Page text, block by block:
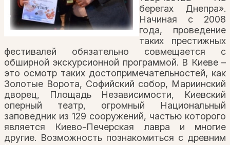
берегах Днепра».
Начиная с 2008
года, проведение
таких престижных
фестивалей обязательно совмещается с
обширной экскурсионной программой. В Киеве –
это осмотр таких достопримечательностей, как
Золотые Ворота, Софийский собор, Мариинский
дворец, Площадь Независимости, Киевский
оперный театр, огромный Национальный
заповедник из 129 сооружений, частью которого
является Киево-Печерская лавра и многие
другие. Возможность познакомиться с древним